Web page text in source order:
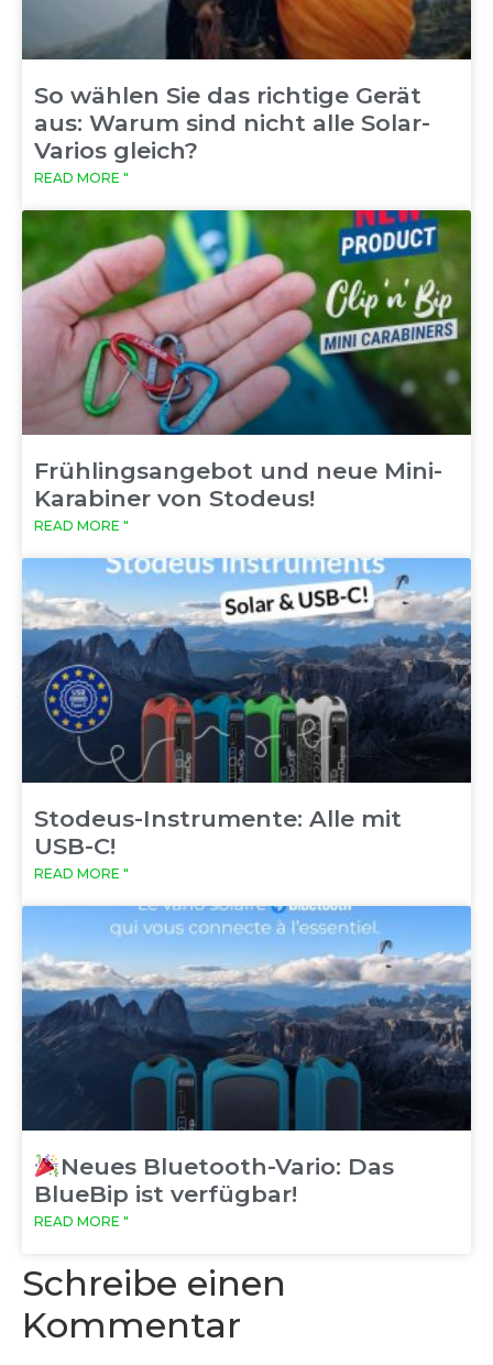
So wählen Sie das richtige Gerät
aus: Warum sind nicht alle Solar-
Varios gleich?
READ MORE "
Frühlingsangebot und neue Mini-
Karabiner von Stodeus!
READ MORE "
Stodeus-Instrumente: Alle mit
USB-C!
READ MORE "
Neues Bluetooth-Vario: Das
BlueBip ist verfügbar!
READ MORE "
Schreibe einen
Kommentar